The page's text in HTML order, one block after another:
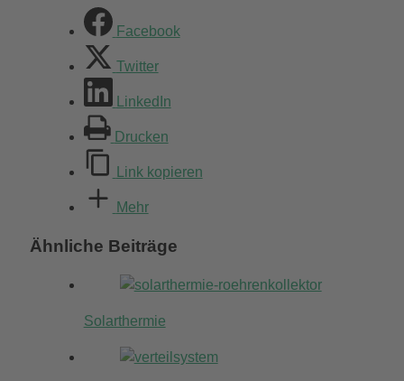
Facebook
Twitter
LinkedIn
Drucken
Link kopieren
Mehr
Ähnliche Beiträge
Solarthermie